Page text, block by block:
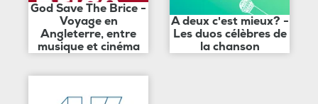
God Save The Brice -
Voyage en
Angleterre, entre
musique et cinéma
A deux c'est mieux? -
Les duos célèbres de
la chanson